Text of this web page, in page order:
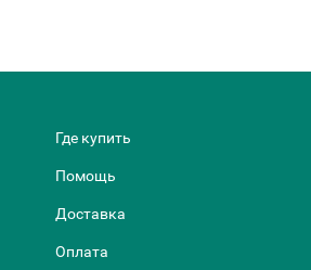
Где купить
Помощь
Доставка
Оплата